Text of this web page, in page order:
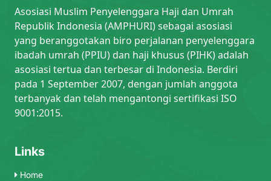
Asosiasi Muslim Penyelenggara Haji dan Umrah
Republik Indonesia (AMPHURI) sebagai asosiasi
yang beranggotakan biro perjalanan penyelenggara
ibadah umrah (PPIU) dan haji khusus (PIHK) adalah
asosiasi tertua dan terbesar di Indonesia. Berdiri
pada 1 September 2007, dengan jumlah anggota
terbanyak dan telah mengantongi sertifikasi ISO
9001:2015.
Links
Home